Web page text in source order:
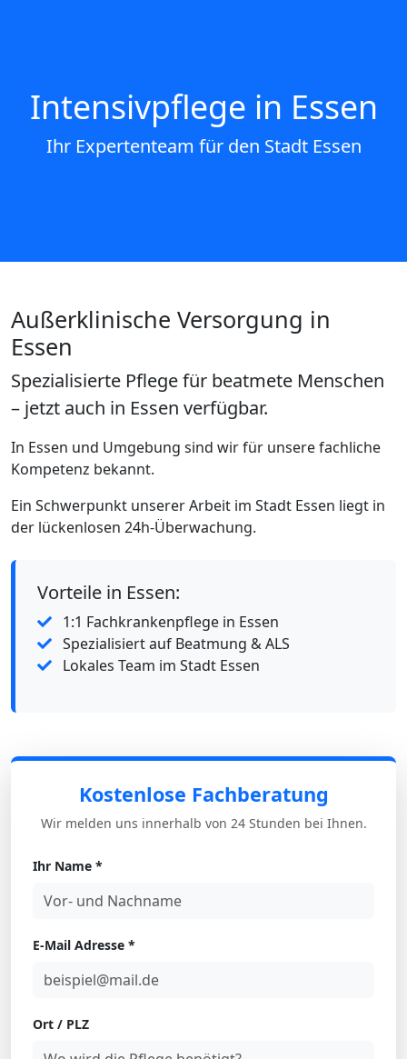
Intensivpflege in Essen
Ihr Expertenteam für den Stadt Essen
Außerklinische Versorgung in
Essen
Spezialisierte Pflege für beatmete Menschen
– jetzt auch in Essen verfügbar.
In Essen und Umgebung sind wir für unsere fachliche
Kompetenz bekannt.
Ein Schwerpunkt unserer Arbeit im Stadt Essen liegt in
der lückenlosen 24h-Überwachung.
Vorteile in Essen:
1:1 Fachkrankenpflege in Essen
Spezialisiert auf Beatmung & ALS
Lokales Team im Stadt Essen
Kostenlose Fachberatung
Wir melden uns innerhalb von 24 Stunden bei Ihnen.
Ihr Name *
E-Mail Adresse *
Ort / PLZ